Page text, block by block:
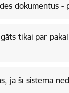
dokumentus -
tikai par
ja šī sistēma